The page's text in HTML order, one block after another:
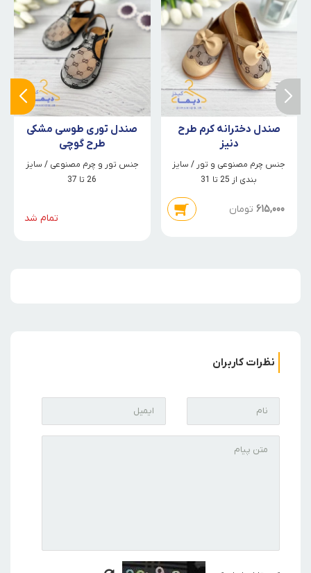
صندل دخترانه کرم طرح
دنیز
جنس چرم مصنوعی و تور / سایز
بندی از 25 تا 31
615,000 تومان
صندل توری طوسی مشکی
طرح گوچی
جنس تور و چرم مصنوعی / سایز
26 تا 37
تمام شد
نظرات کاربران